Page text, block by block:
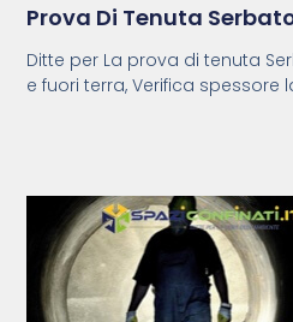
Prova Di Tenuta
Ditte per La prova di tenuta
e fuori terra, Verifica spessore